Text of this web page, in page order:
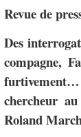
Revue de
Des
compagne,
chercheur au
Roland